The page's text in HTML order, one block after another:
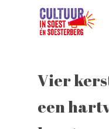
Vier
een